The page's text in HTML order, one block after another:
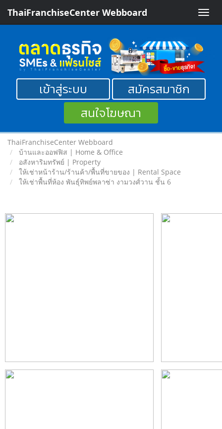
Toggle
ThaiFranchiseCenter Webboard
เข้าสู่ระบบ
สมัครสมาชิก
สนใจโฆษณา
ThaiFranchiseCenter Webboard
บ้านและออฟฟิส | Home & Office
อสังหาริมทรัพย์ | Property
ให้เช่าหน้าร้าน/ร้านค้า/พื้นที่ขายของ | Rental Space
ให้เช่าพื้นที่ห้อง พันธุ์ทิพย์พลาซ่า งามวงศ์วาน ชั้น 6